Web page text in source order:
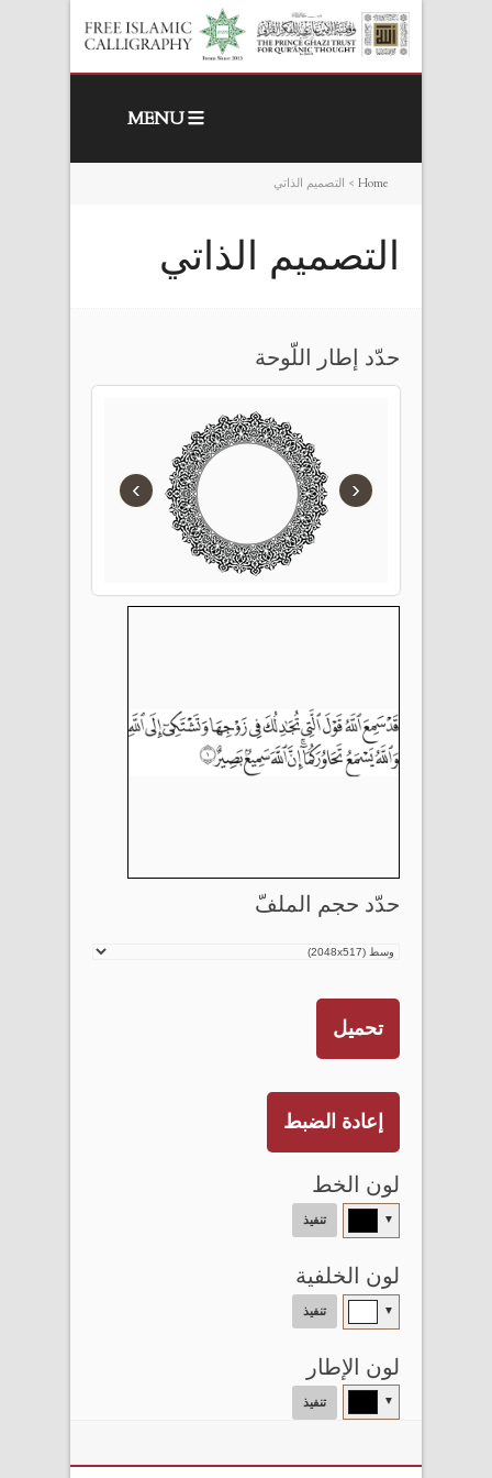
MENU
Home
> التصميم الذاتي
التصميم الذاتي
حدّد إطار اللّوحة
› ‹
حدّد حجم الملفّ
تحميل
إعادة الضبط
لون الخط
▼ تنفيذ
لون الخلفية
▼ تنفيذ
لون الإطار
▼ تنفيذ